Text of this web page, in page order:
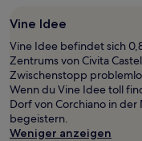
2 Erwachsenen
gefunden
wurde.
Preise
und
Verfügbarkeiten
können
sich
Vine Idee
Vine Idee befindet sich
Zentrums von Civita
Zwischenstopp
Wenn du Vine Idee toll
Dorf von Corchiano in der
begeistern.
Weniger anzeigen